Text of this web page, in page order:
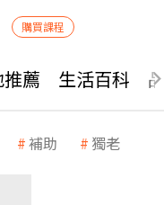
購買課程
薦 生活百科
補助 獨老